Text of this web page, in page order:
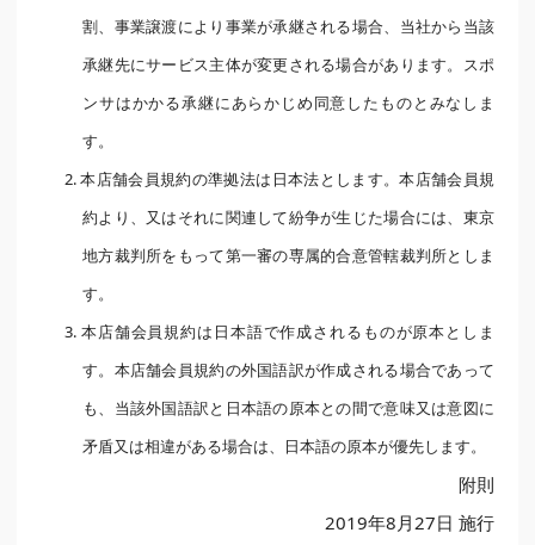
割、事業譲渡により事業が承継される場合、当社から当該
承継先にサービス主体が変更される場合があります。スポ
ンサはかかる承継にあらかじめ同意したものとみなしま
す。
2. 本店舗会員規約の準拠法は日本法とします。本店舗会員規
約より、又はそれに関連して紛争が生じた場合には、東京
地方裁判所をもって第一審の専属的合意管轄裁判所としま
す。
3. 本店舗会員規約は日本語で作成されるものが原本としま
す。本店舗会員規約の外国語訳が作成される場合であって
も、当該外国語訳と日本語の原本との間で意味又は意図に
矛盾又は相違がある場合は、日本語の原本が優先します。
附則
2019年8月27日 施行